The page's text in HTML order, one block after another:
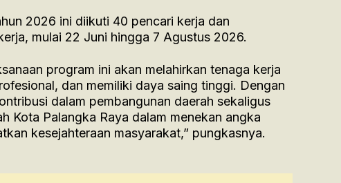
2026 ini diikuti 40 pencari kerja dan
mulai 22 Juni hingga 7 Agustus 2026.
program ini akan melahirkan tenaga kerja
dan memiliki daya saing tinggi. Dengan
dalam pembangunan daerah sekaligus
Kota Palangka Raya dalam menekan angka
kesejahteraan masyarakat,” pungkasnya.